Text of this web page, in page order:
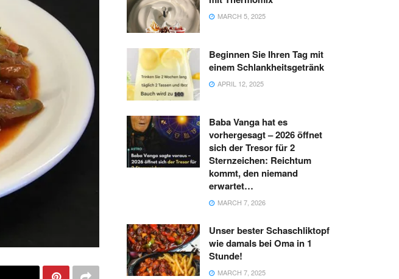
MARCH 5, 2025
Beginnen Sie Ihren Tag mit
einem Schlankheitsgetränk
APRIL 12, 2025
Baba Vanga hat es
vorhergesagt – 2026 öffnet
sich der Tresor für 2
Sternzeichen: Reichtum
kommt, den niemand
erwartet…
MARCH 7, 2026
Unser bester Schaschliktopf
wie damals bei Oma in 1
Stunde!
MARCH 7, 2025